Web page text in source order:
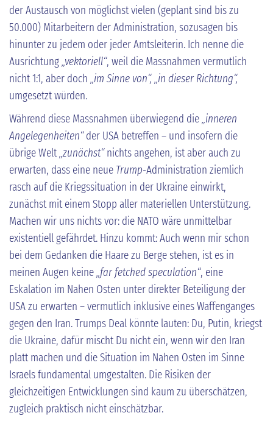
der Austausch von möglichst vielen (geplant sind bis zu
50.000) Mitarbeitern der Administration, sozusagen bis
hinunter zu jedem oder jeder Amtsleiterin. Ich nenne die
Ausrichtung„vektoriell“, weil die Massnahmen vermutlich
nicht 1:1, aber doch „im Sinne von“, „in dieser Richtung“,
umgesetzt würden.
Während diese Massnahmen überwiegend die„inneren
Angelegenheiten“der USA betreffen – und insofern die
übrige Welt„zunächst“nichts angehen, ist aber auch zu
erwarten, dass eine neue Trump-Administration ziemlich
rasch auf die Kriegssituation in der Ukraine einwirkt,
zunächst mit einem Stopp aller materiellen Unterstützung.
Machen wir uns nichts vor: die NATO wäre unmittelbar
existentiell gefährdet. Hinzu kommt: Auch wenn mir schon
bei dem Gedanken die Haare zu Berge stehen, ist es in
meinen Augen keine„far fetched speculation“, eine
Eskalation im Nahen Osten unter direkter Beteiligung der
USA zu erwarten – vermutlich inklusive eines Waffenganges
gegen den Iran. Trumps Deal könnte lauten: Du, Putin, kriegst
die Ukraine, dafür mischt Du nicht ein, wenn wir den Iran
platt machen und die Situation im Nahen Osten im Sinne
Israels fundamental umgestalten. Die Risiken der
gleichzeitigen Entwicklungen sind kaum zu überschätzen,
zugleich praktisch nicht einschätzbar.